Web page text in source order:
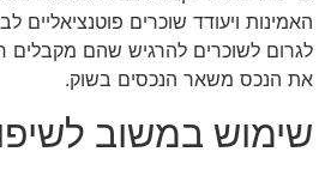
האמינות ויעודד שוכרים
לגרום לשוכרים להרגיש שהם מקבלים
את הנכס משאר הנכסים בשוק.
שימוש במשוב